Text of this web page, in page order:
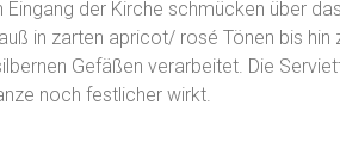
Eingang der Kirche schmücken über
in zarten apricot/ rosé Tönen bis
Gefäßen verarbeitet. Die
noch festlicher wirkt.